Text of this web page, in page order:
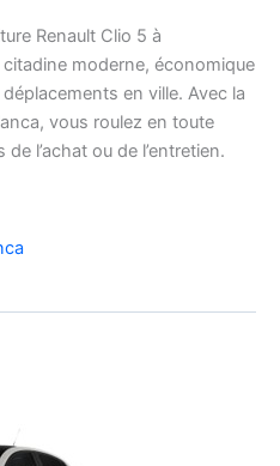
Renault Clio 5 à
moderne, économique
en ville. Avec la
vous roulez en toute
l’achat ou de l’entretien.